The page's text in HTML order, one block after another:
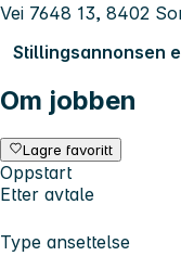
Vei 7648 13, 8402
Stillingsannonsen
Om jobben
Lagre favoritt
Oppstart
Etter avtale
Type ansettelse